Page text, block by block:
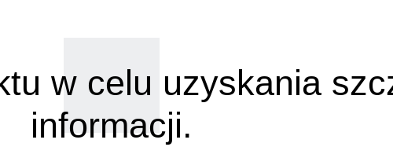
w celu uzyskania
informacji.